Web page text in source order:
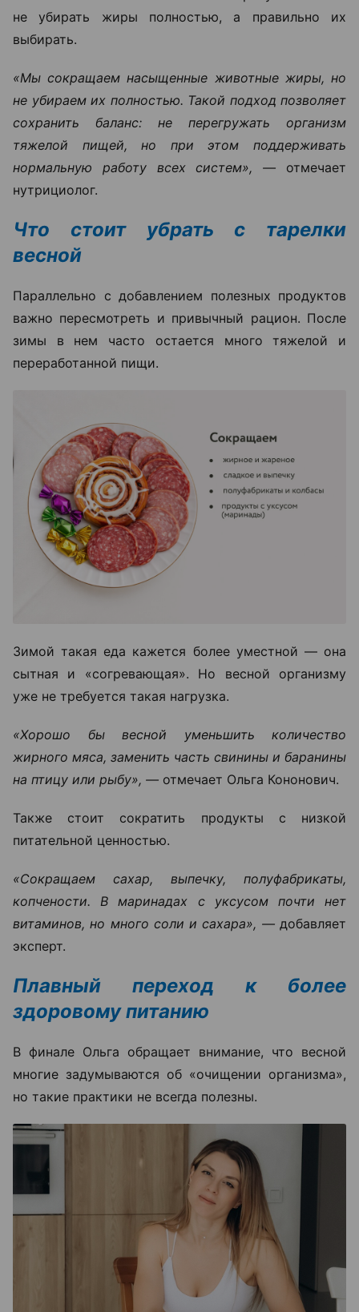
не убирать жиры полностью, а правильно их
выбирать.
«Мы сокращаем насыщенные животные жиры, но
не убираем их полностью. Такой подход позволяет
сохранить баланс: не перегружать организм
тяжелой пищей, но при этом поддерживать
нормальную работу всех систем», — отмечает
нутрициолог.
Что стоит убрать с тарелки
весной
Параллельно с добавлением полезных продуктов
важно пересмотреть и привычный рацион. После
зимы в нем часто остается много тяжелой и
переработанной пищи.
Зимой такая еда кажется более уместной — она
сытная и «согревающая». Но весной организму
уже не требуется такая нагрузка.
«Хорошо бы весной уменьшить количество
жирного мяса, заменить часть свинины и баранины
на птицу или рыбу», — отмечает Ольга Кононович.
Также стоит сократить продукты с низкой
питательной ценностью.
«Сокращаем сахар, выпечку, полуфабрикаты,
копчености. В маринадах с уксусом почти нет
витаминов, но много соли и сахара», —добавляет
эксперт.
Плавный переход к более
здоровому питанию
В финале Ольга обращает внимание, что весной
многие задумываются об «очищении организма»,
но такие практики не всегда полезны.